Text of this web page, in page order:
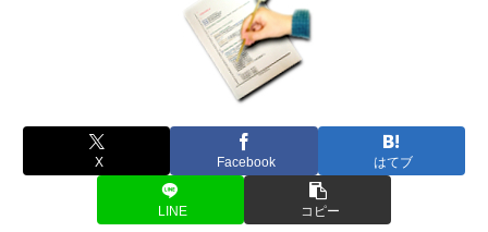
X Facebook はてブ
LINE コピー